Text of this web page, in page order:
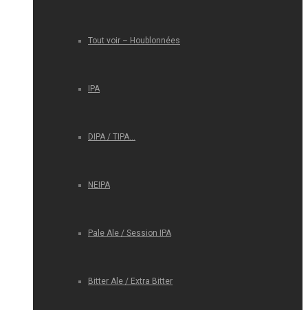
Tout voir – Houblonnées
IPA
DIPA / TIPA…
NEIPA
Pale Ale / Session IPA
Bitter Ale / Extra Bitter